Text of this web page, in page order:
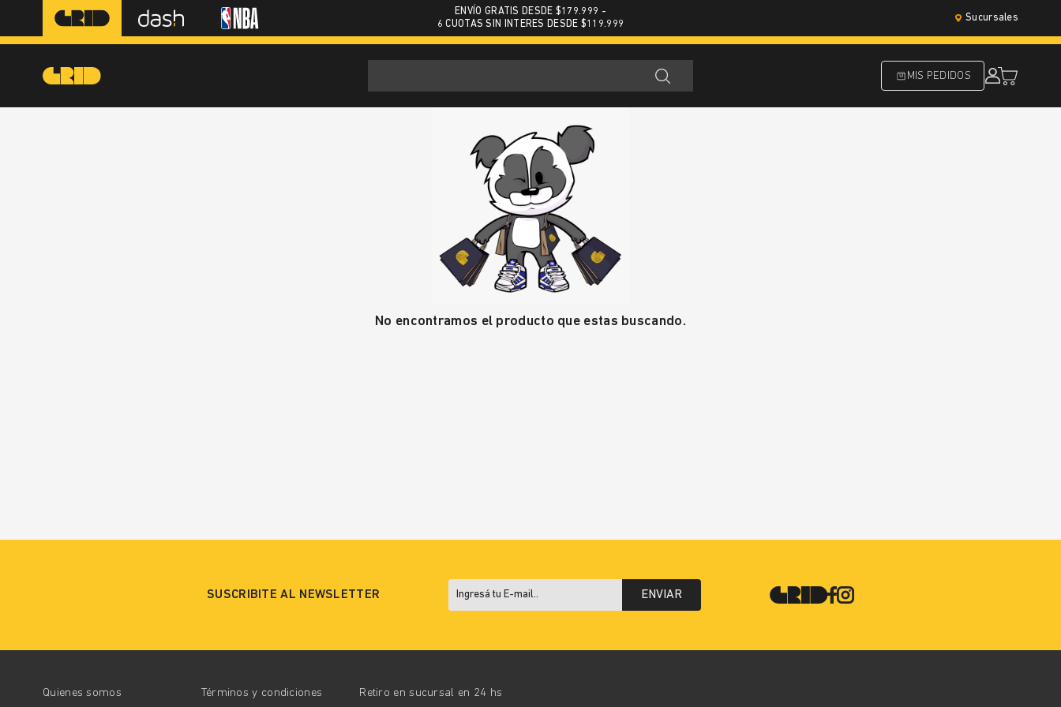
ENVÍO GRATIS DESDE $179.999 -
6 CUOTAS SIN INTERES DESDE $119.999
Sucursales
MIS PEDIDOS
No encontramos el producto que estas buscando.
SUSCRIBITE AL NEWSLETTER ENVIAR
Quienes somos Términos y condiciones Retiro en sucursal en 24 hs